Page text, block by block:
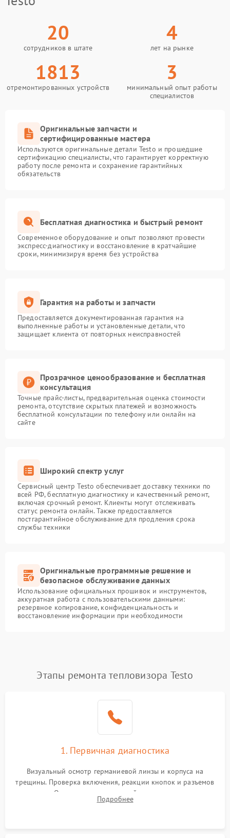
20
сотрудников в штате
4
лет на рынке
1813
отремонтированных устройств
3
минимальный опыт работы
специалистов
Оригинальные запчасти и
сертифицированные мастера
Используются оригинальные детали Testo и прошедшие
сертификацию специалисты, что гарантирует корректную
работу после ремонта и сохранение гарантийных
обязательств
Бесплатная диагностика и быстрый ремонт
Современное оборудование и опыт позволяют провести
экспресс-диагностику и восстановление в кратчайшие
сроки, минимизируя время без устройства
Гарантия на работы и запчасти
Предоставляется документированная гарантия на
выполненные работы и установленные детали, что
защищает клиента от повторных неисправностей
Прозрачное ценообразование и бесплатная
консультация
Точные прайс-листы, предварительная оценка стоимости
ремонта, отсутствие скрытых платежей и возможность
бесплатной консультации по телефону или онлайн на
сайте
Широкий спектр услуг
Сервисный центр Testo обеспечивает доставку техники по
всей РФ, бесплатную диагностику и качественный ремонт,
включая срочный ремонт. Клиенты могут отслеживать
статус ремонта онлайн. Также предоставляется
постгарантийное обслуживание для продления срока
службы техники
Оригинальные программные решение и
безопасное обслуживание данных
Использование официальных прошивок и инструментов,
аккуратная работа с пользовательскими данными:
резервное копирование, конфиденциальность и
восстановление информации при необходимости
Этапы ремонта тепловизора Testo
1. Первичная диагностика
Визуальный осмотр германиевой линзы и корпуса на
трещины. Проверка включения, реакции кнопок и разъемов
зарядки. Оценка вывода тепловой сигнатуры на экран,
проверка базовых функций и считывание системных
Подробнее